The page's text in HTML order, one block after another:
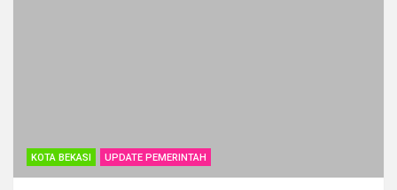
KOTA BEKASI UPDATE PEMERINTAH